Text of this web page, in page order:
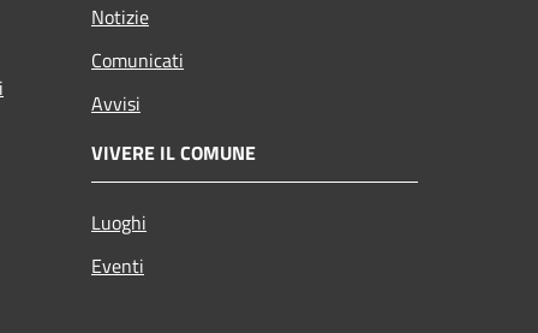
Notizie
Comunicati
Avvisi
VIVERE IL COMUNE
Luoghi
Eventi